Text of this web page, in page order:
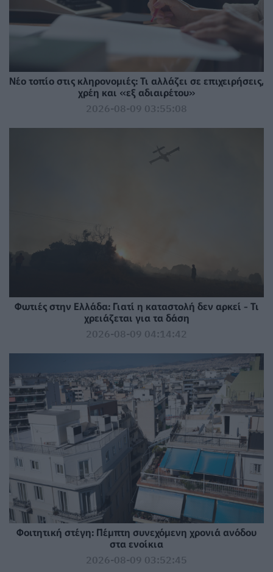
Νέο τοπίο στις κληρονομιές: Τι αλλάζει σε επιχειρήσεις,
χρέη και «εξ αδιαιρέτου»
2026-08-09 03:55:08
Φωτιές στην Ελλάδα: Γιατί η καταστολή δεν αρκεί - Τι
χρειάζεται για τα δάση
2026-08-09 04:14:42
Φοιτητική στέγη: Πέμπτη συνεχόμενη χρονιά ανόδου
στα ενοίκια
2026-08-09 03:52:45